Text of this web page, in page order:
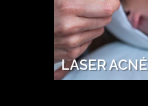
LASER ACNÉ